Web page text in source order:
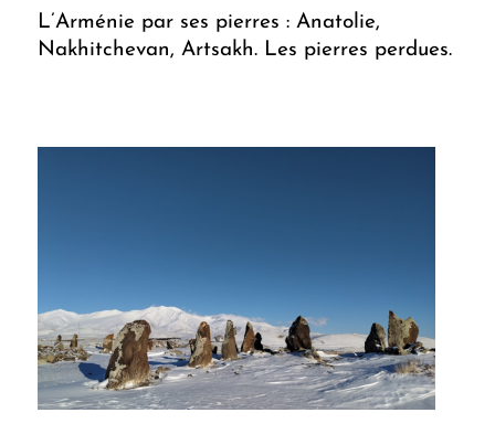
L’Arménie par ses pierres : Anatolie,
Nakhitchevan, Artsakh. Les pierres perdues.